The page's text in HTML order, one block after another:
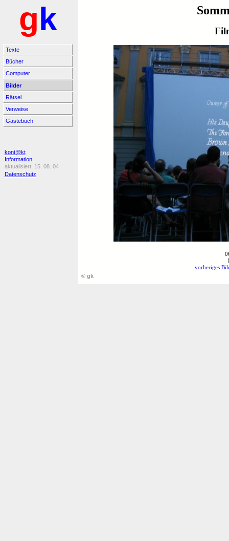
vorheriges
gk
Texte
Bücher
Computer
Bilder
Rätsel
Verweise
Gästebuch
kont@kt
Information
15. 08. 04
Datenschutz